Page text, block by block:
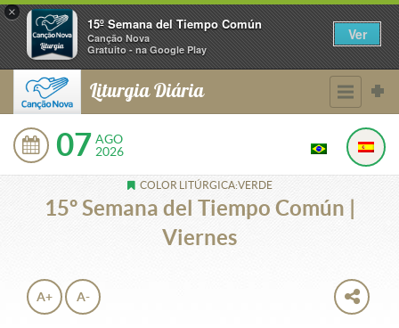
×
15º Semana del Tiempo Común
Canção Nova
Gratuito - na Google Play
Ver
Liturgia Diária
07 AGO
2026
COLOR LITÚRGICA:VERDE
15º Semana del Tiempo Común |
Viernes
A+ A-